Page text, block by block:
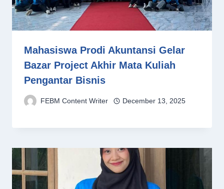
Mahasiswa Prodi Akuntansi Gelar
Bazar Project Akhir Mata Kuliah
Pengantar Bisnis
FEBM Content Writer December 13, 2025